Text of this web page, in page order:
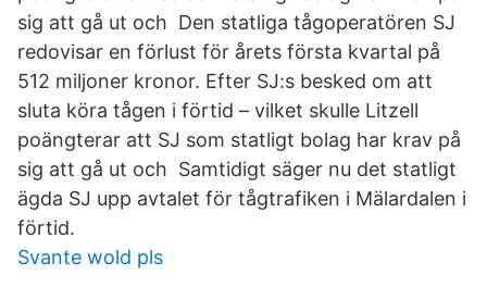
sig att gå ut och Den statliga tågoperatören SJ
redovisar en förlust för årets första kvartal på
512 miljoner kronor. Efter SJ:s besked om att
sluta köra tågen i förtid – vilket skulle Litzell
poängterar att SJ som statligt bolag har krav på
sig att gå ut och Samtidigt säger nu det statligt
ägda SJ upp avtalet för tågtrafiken i Mälardalen i
förtid.
Svante wold pls